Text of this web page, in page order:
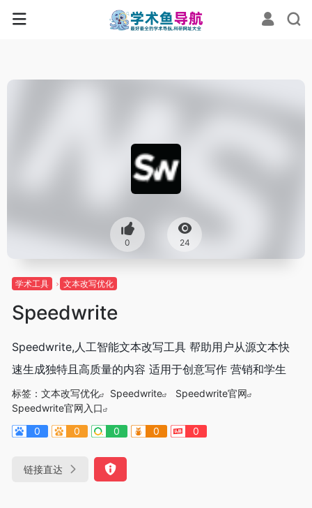
0 24
学术工具 文本改写优化
Speedwrite
Speedwrite,人工智能文本改写工具 帮助用户从源文本快
速生成独特且高质量的内容 适用于创意写作 营销和学生
标签： 文本改写优化 Speedwrite
Speedwrite官网
Speedwrite官网入口
0
0 0 0 0
链接直达